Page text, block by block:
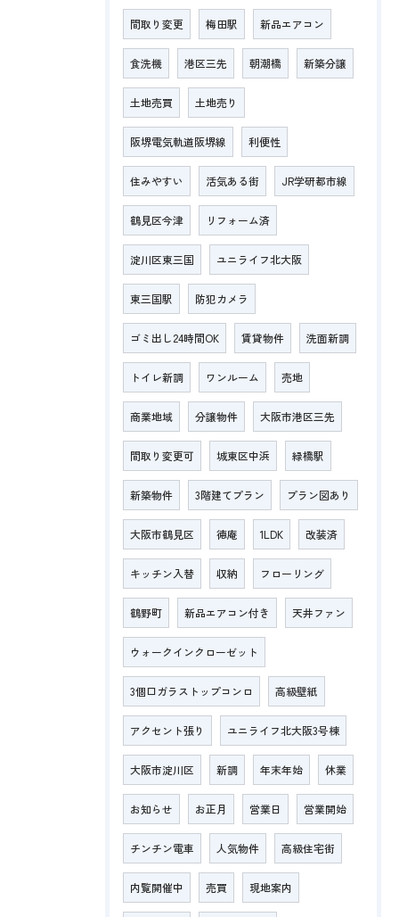
間取り変更 梅田駅 新品エアコン
食洗機 港区三先 朝潮橋 新築分譲
土地売買 土地売り
阪堺電気軌道阪堺線 利便性
住みやすい 活気ある街 JR学研都市線
鶴見区今津 リフォーム済
淀川区東三国 ユニライフ北大阪
東三国駅 防犯カメラ
ゴミ出し24時間OK 賃貸物件 洗面新調
トイレ新調 ワンルーム 売地
商業地域 分譲物件 大阪市港区三先
間取り変更可 城東区中浜 緑橋駅
新築物件 3階建てプラン プラン図あり
大阪市鶴見区 徳庵 1LDK 改装済
キッチン入替 収納 フローリング
鶴野町 新品エアコン付き 天井ファン
ウォークインクローゼット
3個口ガラストップコンロ 高級壁紙
アクセント張り ユニライフ北大阪3号棟
大阪市淀川区 新調 年末年始 休業
お知らせ お正月 営業日 営業開始
チンチン電車 人気物件 高級住宅街
内覧開催中 売買 現地案内